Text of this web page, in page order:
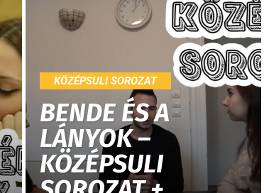
KÖZÉPSULI SOROZAT
BENDE ÉS A
LÁNYOK –
KÖZÉPSULI